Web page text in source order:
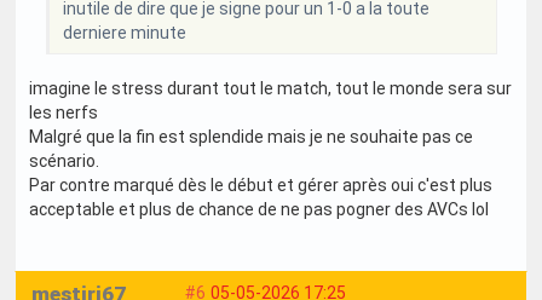
inutile de dire que je signe pour un 1-0 a la toute
derniere minute
imagine le stress durant tout le match, tout le monde sera sur
les nerfs
Malgré que la fin est splendide mais je ne souhaite pas ce
scénario.
Par contre marqué dès le début et gérer après oui c'est plus
acceptable et plus de chance de ne pas pogner des AVCs lol
#6 05-05-2026 17:25
mestiri67